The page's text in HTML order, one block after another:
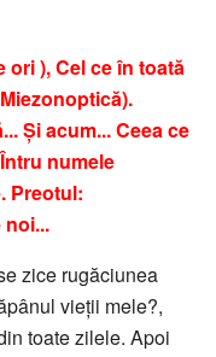
ori ), Cel ce în toată
Şi acum... Ceea ce
numele
Preotul:
noi...
zice rugăciunea
vieţii mele?,
toate zilele. Apoi